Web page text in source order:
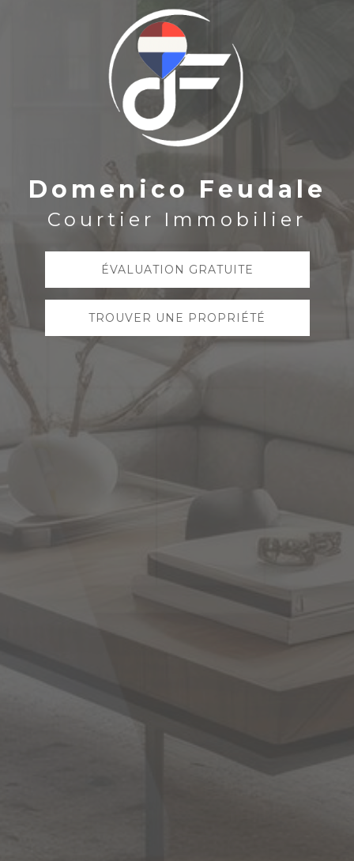
Domenico Feudale
Courtier Immobilier
ÉVALUATION GRATUITE
TROUVER UNE PROPRIÉTÉ